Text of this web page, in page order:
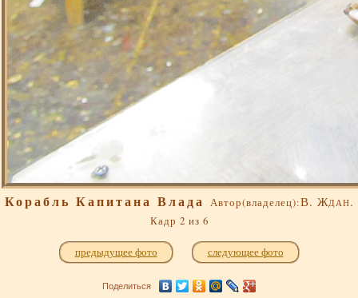
Корабль Капитана Влада Автор(владелец):В. Ждан.
Кадр 2 из 6
предыдущее фото следующее фото
Поделиться